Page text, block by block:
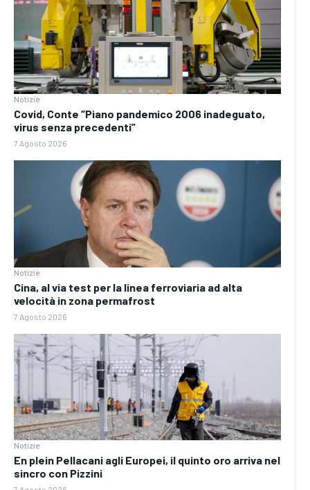
Notizie
Covid, Conte “Piano pandemico 2006 inadeguato,
virus senza precedenti”
7 Agosto 2026
Notizie
Cina, al via test per la linea ferroviaria ad alta
velocità in zona permafrost
7 Agosto 2026
Notizie
En plein Pellacani agli Europei, il quinto oro arriva nel
sincro con Pizzini